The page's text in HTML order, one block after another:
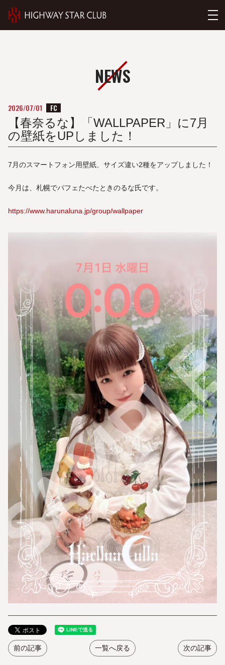
NEWS
2026/07/01 FC
【春奈るな】「WALLPAPER」に7月
の壁紙をUPしました！
7月のスマートフォン用壁紙、サイズ違い2種をアップしました！
今月は、札幌でパフェたべたときのるな氏です。
https://www.harunaluna.jp/group/wallpaper
前の記事 一覧へ戻る 次の記事